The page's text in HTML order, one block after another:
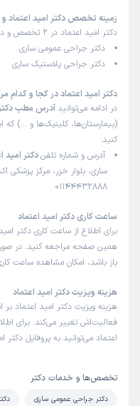
زمینه تخصص دکتر امید
دکتر امید اعتماد در 2 تخصص و در 1 شهر فعالیت دارند:
دکتر جراحی عمومی ساری
دکتر جراحی پلاستیک ساری
دکتر امید اعتماد در کجا و کدام
در ادامه می‌توانید آدرس مطب دکتر
(بیمارستان‌ها، کلینیک‌ها و …) که
کنید:
آدرس و شماره تلفندکتر
01144432888
ساعت کاری دکتر امید اعتماد
برای اطلاع از ساعت کاری دکتر
همین صفحه مراجعه کنید. در
باز باشد، امکان مشاهده ساعت
هزینه ویزیت دکتر امید اعتماد
هزینه ویزیت دکتر امید
فعالیت‌اش تغییر می‌کند. برای
اعتماد می‌توانید به پروفایل دکتر
تخصص‌ها و خدمات دکتر
دکتر جراحی عمومی ساری